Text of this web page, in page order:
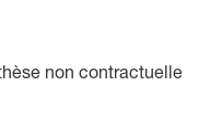
non contractuelle